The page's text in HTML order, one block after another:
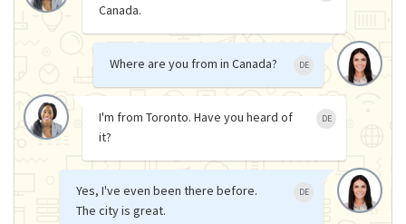
Canada.
Where are you from in Canada? DE
I'm from Toronto. Have you heard of
it?
DE
Yes, I've even been there before.
The city is great.
DE